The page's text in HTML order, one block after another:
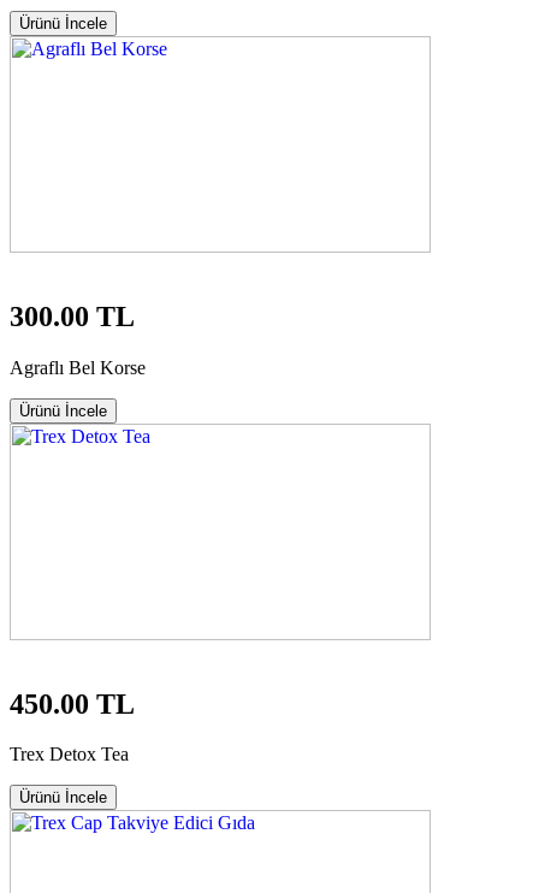
Ürünü İncele
300.00 TL
Agraflı Bel Korse
Ürünü İncele
450.00 TL
Trex Detox Tea
Ürünü İncele